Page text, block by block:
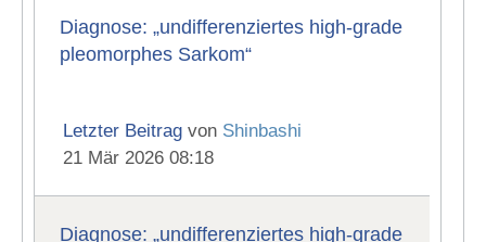
Diagnose: „undifferenziertes high-grade
pleomorphes Sarkom“
Letzter Beitrag von Shinbashi
21 Mär 2026 08:18
Diagnose: „undifferenziertes high-grade